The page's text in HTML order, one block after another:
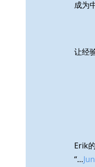
成为
让经
Erik
“…